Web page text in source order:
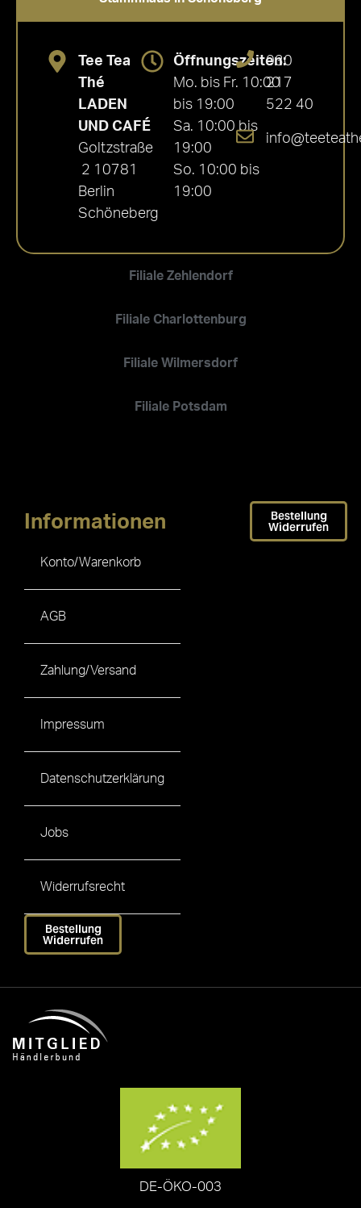
Filiale Zehlendorf
Filiale Charlottenburg
Filiale Wilmersdorf
Filiale Potsdam
Tee Tea
Thé
LADEN
UND CAFÉ
Goltzstraße
2 10781
Berlin
Schöneberg
Öffnungszeiten:
Mo. bis Fr. 10:00
bis 19:00
Sa. 10:00 bis
19:00
So. 10:00 bis
19:00
030
217
522 40
Informationen
Konto/Warenkorb
AGB
Zahlung/Versand
Impressum
Datenschutzerklärung
Jobs
Widerrufsrecht
Bestellung
Widerrufen
Bestellung
Widerrufen
DE-ÖKO-003